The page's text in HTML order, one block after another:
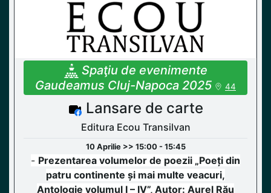
Spaţiu de evenimente
Gaudeamus Cluj-Napoca 2025
44
Lansare de carte
Editura Ecou Transilvan
10 Aprilie >> 15:00 - 15:45
- Prezentarea volumelor de poezii „Poeți din
patru continente și mai multe veacuri,
Antologie volumul I – IV”, Autor: Aurel Rău